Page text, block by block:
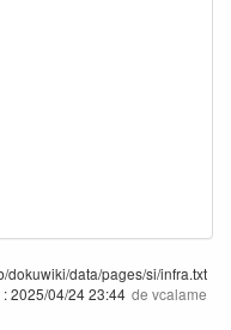
dokuwiki/data/pages/si/infra.txt
:2025/04/24 23:44 de vcalame